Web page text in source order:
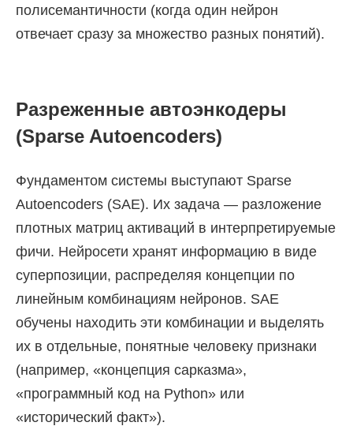
полисемантичности (когда один нейрон
отвечает сразу за множество разных понятий).
Разреженные автоэнкодеры
(Sparse Autoencoders)
Фундаментом системы выступают Sparse
Autoencoders (SAE). Их задача — разложение
плотных матриц активаций в интерпретируемые
фичи. Нейросети хранят информацию в виде
суперпозиции, распределяя концепции по
линейным комбинациям нейронов. SAE
обучены находить эти комбинации и выделять
их в отдельные, понятные человеку признаки
(например, «концепция сарказма»,
«программный код на Python» или
«исторический факт»).